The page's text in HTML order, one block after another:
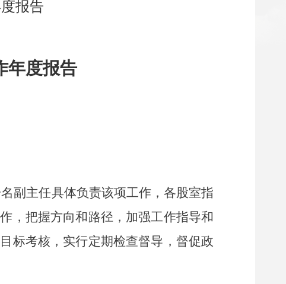
报告
年度报告
副主任具体负责该项工作，各股室指
，把握方向和路径，加强工作指导和
标考核，实行定期检查督导，督促政